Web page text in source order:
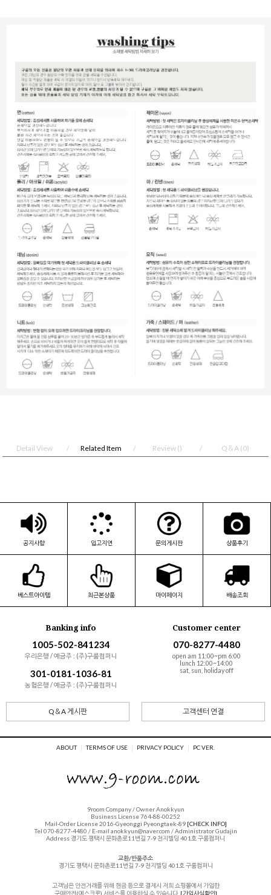
Detail View Related Item Review () Q＆A (0)
공지사항 입고지연 문의게시판 상품후기
베스트아이템 최근본상품 마이페이지 배송조회
Banking info
1005-502-841234
우리은행 / 예금주 : (주)구룸컴퍼니
301-0181-1036-81
농협은행 / 예금주 : (주)구룸컴퍼니
Customer center
070-8277-4480
open am 11:00~pm 6:00
lunch 12:00~14:00
sat, sun, holiday off
Q＆A 게시판 고객센터 연결
ABOUT TERMS OF USE PRIVACY POLICY PC VER.
9room Company / Owner Anokkyun
Business License 764-88-00252
Mail-Order License 2016-Gyeonggi Pyeongtaek-89 [CHECK INFO]
Tel 070-8277-4480 / E-mail anokkyun@naver.com / Administrator Gudajin
Address 경기도 평택시 문화촌로11번길 7-9 천지빌딩 401호 구룸컴퍼니
교환/반품주소
경기도 평택시 문화촌로11번길 7-9 천지빌딩 401호 구룸컴퍼니
고객님은 안전거래를 위해 현금 등으로 결제시 저희 쇼핑몰에서 가입한
구매안전(에스크로) 서비스를 이용하실 수 있습니다. [가입사실확인]